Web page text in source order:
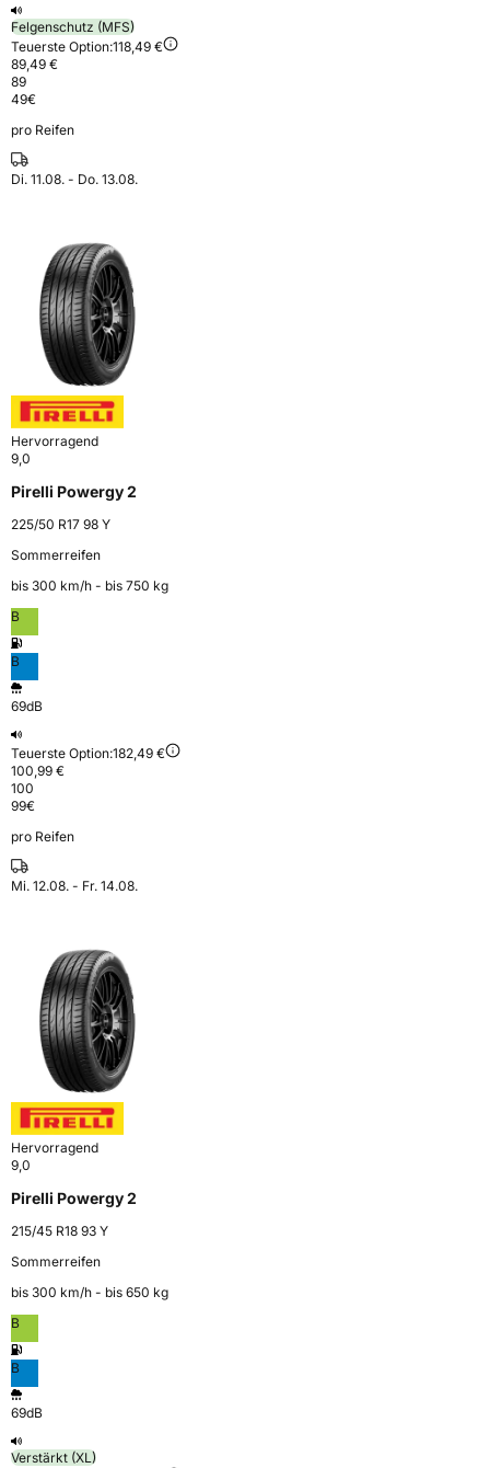
Felgenschutz (MFS)
Teuerste Option:118,49 €
89,49 €
89
49€
pro Reifen
Di. 11.08. - Do. 13.08.
Hervorragend
9,0
Pirelli Powergy 2
225/50 R17 98 Y
Sommerreifen
bis 300 km⁠/⁠h - bis 750 kg
B
B
69dB
Teuerste Option:182,49 €
100,99 €
100
99€
pro Reifen
Mi. 12.08. - Fr. 14.08.
Hervorragend
9,0
Pirelli Powergy 2
215/45 R18 93 Y
Sommerreifen
bis 300 km⁠/⁠h - bis 650 kg
B
B
69dB
Verstärkt (XL)